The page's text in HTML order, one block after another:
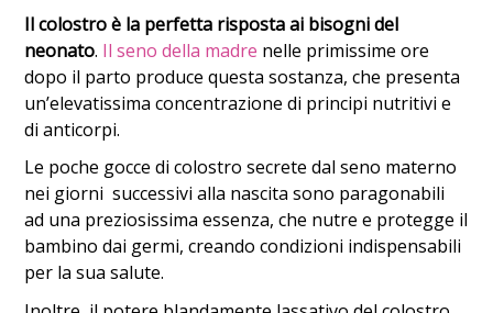
Il colostro è la perfetta risposta ai bisogni del
neonato. Il seno della madre nelle primissime ore
dopo il parto produce questa sostanza, che presenta
un’elevatissima concentrazione di principi nutritivi e
di anticorpi.
Le poche gocce di colostro secrete dal seno materno
nei giorni successivi alla nascita sono paragonabili
ad una preziosissima essenza, che nutre e protegge il
bambino dai germi, creando condizioni indispensabili
per la sua salute.